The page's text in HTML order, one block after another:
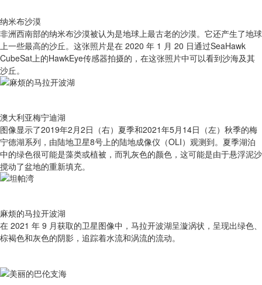
纳米布沙漠
非洲西南部的纳米布沙漠被认为是地球上最古老的沙漠。它还产生了地球
上一些最高的沙丘。这张照片是在 2020 年 1 月 20 日通过SeaHawk
CubeSat上的HawkEye传感器拍摄的，在这张照片中可以看到沙海及其
沙丘。
澳大利亚梅宁迪湖
图像显示了2019年2月2日（右）夏季和2021年5月14日（左）秋季的梅
宁德湖系列，由陆地卫星8号上的陆地成像仪（OLI）观测到。夏季湖泊
中的绿色很可能是藻类或植被，而乳灰色的颜色，这可能是由于悬浮泥沙
搅动了盆地的重新填充。
麻烦的马拉开波湖
在 2021 年 9 月获取的卫星图像中，马拉开波湖呈漩涡状，呈现出绿色、
棕褐色和灰色的阴影，追踪着水流和涡流的流动。